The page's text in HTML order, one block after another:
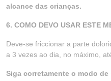
alcance das crianças.
6. COMO DEVO USAR ESTE
Deve-se friccionar a parte
a 3 vezes ao dia, no máximo,
Siga corretamente o modo